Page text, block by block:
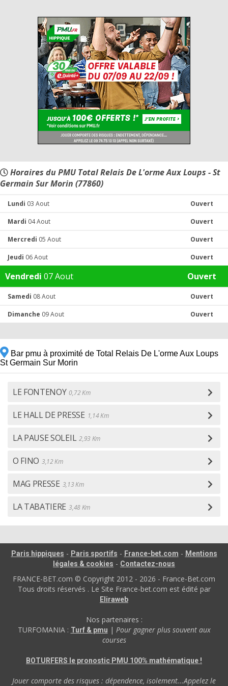
Horaires du PMU Total Relais De L'orme Aux Loups - St
Germain Sur Morin (77860)
Lundi 03 Aout Ouvert
Mardi 04 Aout Ouvert
Mercredi 05 Aout Ouvert
Jeudi 06 Aout Ouvert
Vendredi 07 Aout Ouvert
Samedi 08 Aout Ouvert
Dimanche 09 Aout Ouvert
Bar pmu à proximité de Total Relais De L'orme Aux Loups
St Germain Sur Morin
LE FONTENOY 0,72 Km
LE HALL DE PRESSE 1,14 Km
LA PAUSE SOLEIL 2,93 Km
O FINO 3,12 Km
MAG PRESSE 3,13 Km
LA TABATIERE 3,48 Km
Paris hippiques - Paris sportifs - France-bet.com - Mentions
légales & cookies - Contactez-nous
FRANCE-BET.com © Copyright 2012 - 2026 - France-Bet.com
Tous droits réservés . Le Site France-bet.com est édité par
Eliraweb
Nos partenaires :
TURFOMANIA : Turf & pmu | Pour gagner plus souvent aux
courses
BOTURFERS le pronostic PMU 100% mathématique !
Jouer comporte des risques : dépendence, isolement...Appelez le